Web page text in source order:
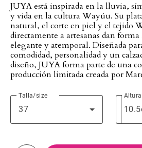
JUYA está inspirada en la lluvia,
y vida en la cultura Wayúu. Su
natural, el corte en piel y el tejido
directamente a artesanas dan
elegante y atemporal. Diseñada
comodidad, personalidad y un
diseño, JUYA forma parte de una
producción limitada creada por
Talla/size
37
Altura